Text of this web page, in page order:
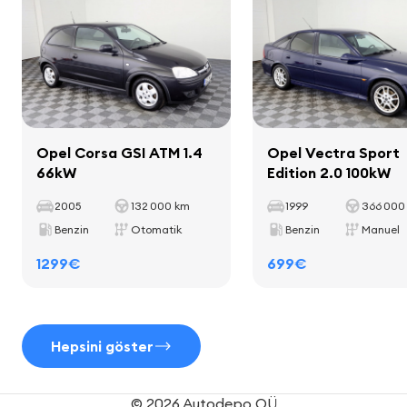
Koltuklar
tekstil döşeme
yüksekliği ayarlanabilir koltuklar
ön kol dayama
arka kol dayama
arka koltuk sırt dayama katlanabilir
elektrikli ayarlanabilir aynalar
elektrikli cam kaldırıcılar
Opel Corsa GSI ATM 1.4
66kW
2005
132 000 km
Benzin
Otomatik
1299€
Opel Vectra Sport
Edition 2.0 100kW
1999
366 000
Benzin
Manuel
699€
Hepsini göster